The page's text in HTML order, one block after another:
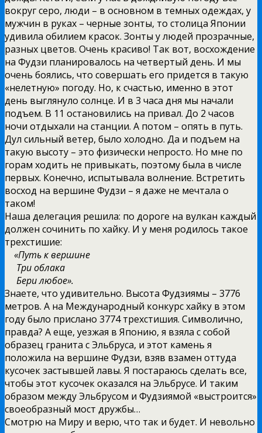
вокруг серо, люди – в основном в темных одеждах, у
мужчин в руках – черные зонты, то столица Японии
удивила обилием красок. Зонты у людей прозрачные,
разных цветов. Очень красиво! Так вот, восхождение
на Фудзи планировалось на четвертый день. И мы
очень боялись, что совершать его придется в такую
«нелетную» погоду. Но, к счастью, именно в этот
день выглянуло солнце. И в 3 часа дня мы начали
подъем. В 11 остановились на привал. До 2 часов
ночи отдыхали на станции. А потом – опять в путь.
Дул сильный ветер, было холодно. Да и подъем на
такую высоту – это физически непросто. Но мне по
горам ходить не привыкать, поэтому была в числе
первых. Конечно, испытывала волнение. Встретить
восход на вершине Фудзи – я даже не мечтала о
таком!
Наша делегация решила: по дороге на вулкан каждый
должен сочинить по хайку. И у меня родилось такое
трехстишие:
«Путь к вершине
Три облака
Бери любое».
Знаете, что удивительно. Высота Фудзиямы – 3776
метров. А на Международный конкурс хайку в этом
году было прислано 3774 трехстишия. Символично,
правда? А еще, уезжая в Японию, я взяла с собой
образец гранита с Эльбруса, и этот камень я
положила на вершине Фудзи, взяв взамен оттуда
кусочек застывшей лавы. Я постараюсь сделать все,
чтобы этот кусочек оказался на Эльбрусе. И таким
образом между Эльбрусом и Фудзиямой «выстроится»
своеобразный мост дружбы…
Смотрю на Миру и верю, что так и будет. И невольно